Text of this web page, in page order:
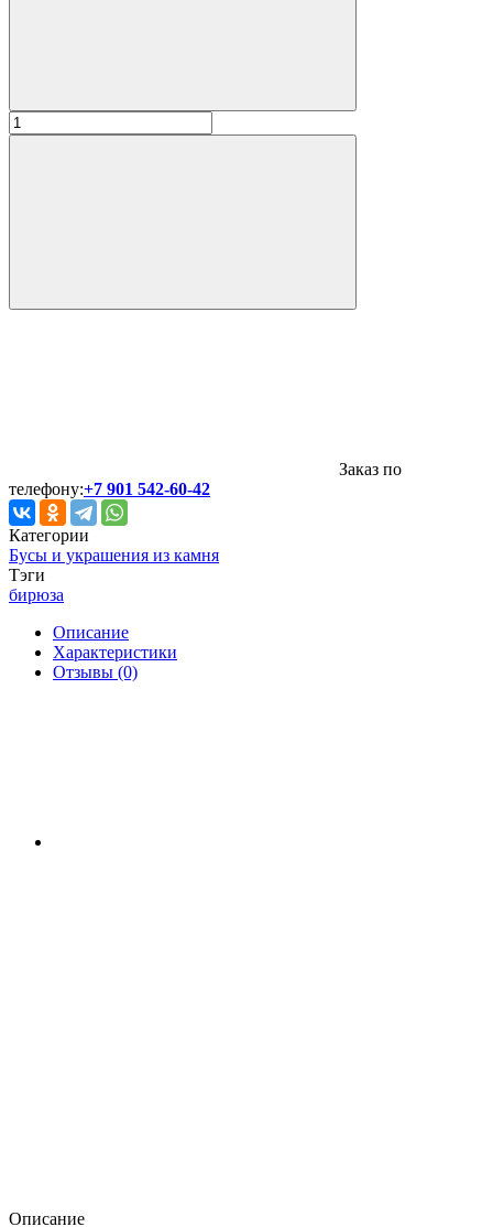
Заказ по
телефону:+7 901 542-60-42
Категории
Бусы и украшения из камня
Тэги
бирюза
Описание
Характеристики
Отзывы (0)
Описание